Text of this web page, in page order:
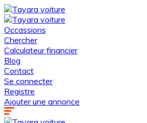
Occassions
Chercher
Calculateur financier
Blog
Contact
Se connecter
Registre
Ajouter une annonce